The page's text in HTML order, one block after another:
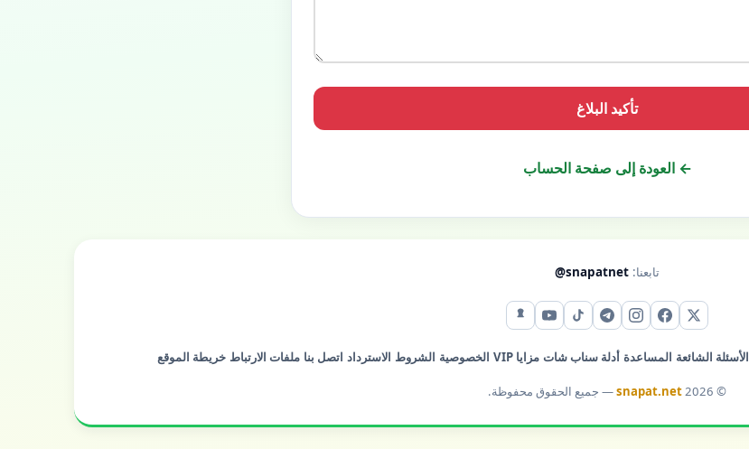
تأكيد البلاغ
← العودة إلى صفحة الحساب
تابعنا: @snapatnet
X (تويتر) فيس بوكإنستقرامتيليجرامتيك توكيوتيوبسناب شات
الأسئلة الشائعة المساعدة أدلة سناب شات مزايا VIP الخصوصية الشروط الاسترداد اتصل بنا ملفات الارتباط خريطة الموقع
© 2026
snapat.net— جميع الحقوق محفوظة.